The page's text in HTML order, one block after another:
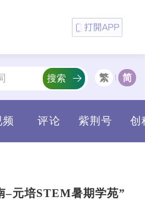
繁 简
频 评论 紫荆号 创
搜索
–元培STEM暑期学苑”